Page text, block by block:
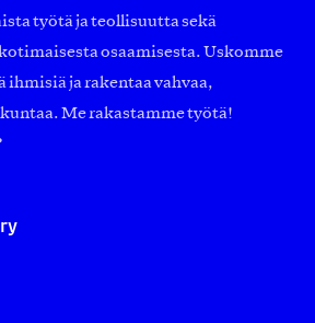
työtä ja teollisuutta sekä
osaamisesta. Uskomme
ihmisiä ja rakentaa vahvaa,
Me rakastamme työtä!